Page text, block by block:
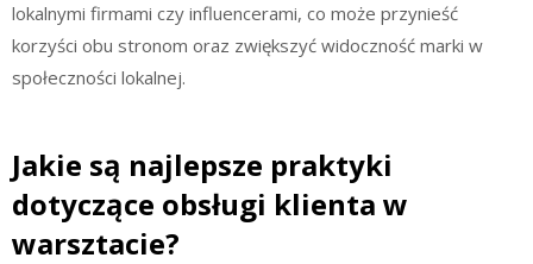
lokalnymi firmami czy influencerami, co może przynieść
korzyści obu stronom oraz zwiększyć widoczność marki w
społeczności lokalnej.
Jakie są najlepsze praktyki
dotyczące obsługi klienta w
warsztacie?